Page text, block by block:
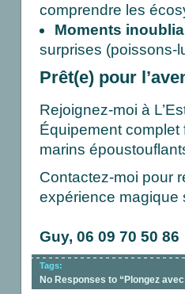
comprendre les
Moments
surprises
Prêt(e) pour
Rejoignez-moi à
Équipement
marins
Contactez-moi pour
expérience magique
Guy, 06 09 70 50 86
Tags:
No Responses to “Plongez